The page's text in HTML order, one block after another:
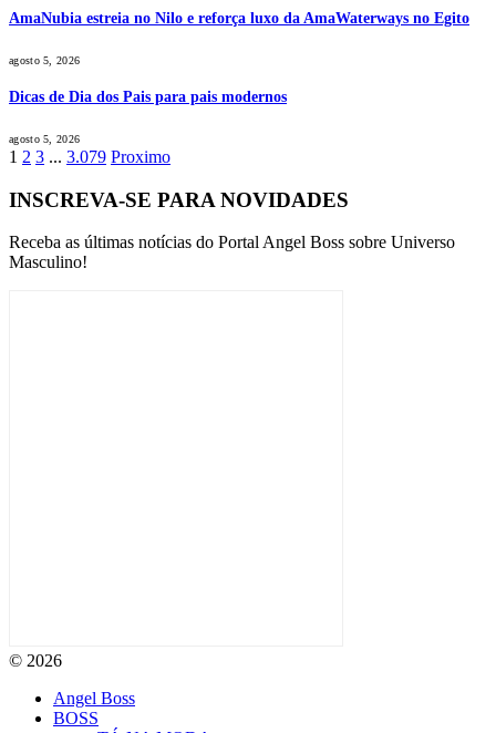
AmaNubia estreia no Nilo e reforça luxo da AmaWaterways no Egito
agosto 5, 2026
Dicas de Dia dos Pais para pais modernos
agosto 5, 2026
1 2 3 ... 3.079 Proximo
INSCREVA-SE PARA NOVIDADES
Receba as últimas notícias do Portal Angel Boss sobre Universo
Masculino!
© 2026
Angel Boss
BOSS